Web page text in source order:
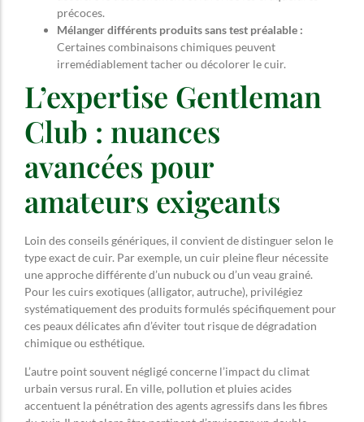
précoces.
Mélanger différents produits sans test préalable :
Certaines combinaisons chimiques peuvent
irremédiablement tacher ou décolorer le cuir.
L’expertise Gentleman
Club : nuances
avancées pour
amateurs exigeants
Loin des conseils génériques, il convient de distinguer selon le
type exact de cuir. Par exemple, un cuir pleine fleur nécessite
une approche différente d’un nubuck ou d’un veau grainé.
Pour les cuirs exotiques (alligator, autruche), privilégiez
systématiquement des produits formulés spécifiquement pour
ces peaux délicates afin d’éviter tout risque de dégradation
chimique ou esthétique.
L’autre point souvent négligé concerne l’impact du climat
urbain versus rural. En ville, pollution et pluies acides
accentuent la pénétration des agents agressifs dans les fibres